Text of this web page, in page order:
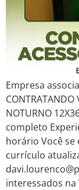
Empresa
CONTRATANDO
NOTURNO
completo
horário Você se
currículo
interessados